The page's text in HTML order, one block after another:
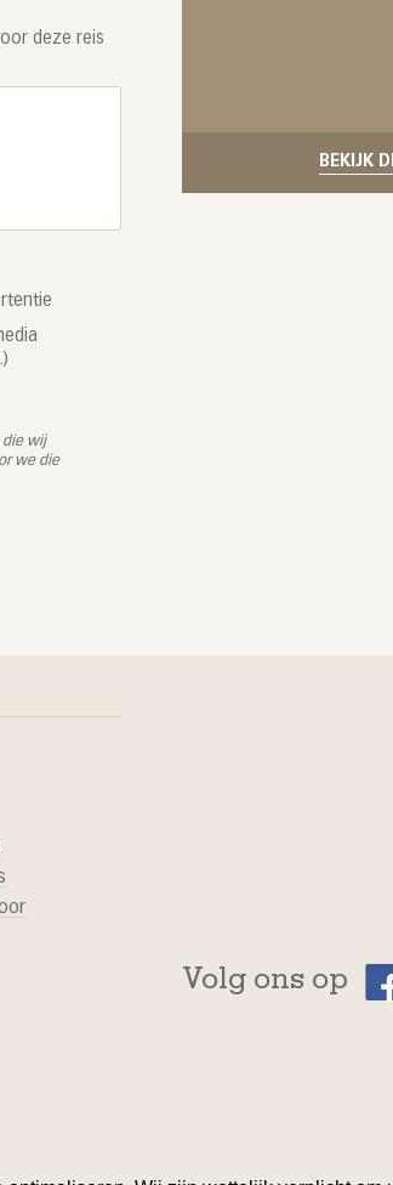
deze reis
die wij
we die
BEKIJK
Volg ons op